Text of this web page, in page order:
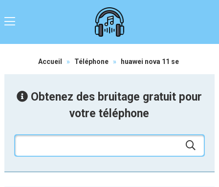
Accueil » Téléphone » huawei nova 11 se
Obtenez des bruitage gratuit pour
votre téléphone